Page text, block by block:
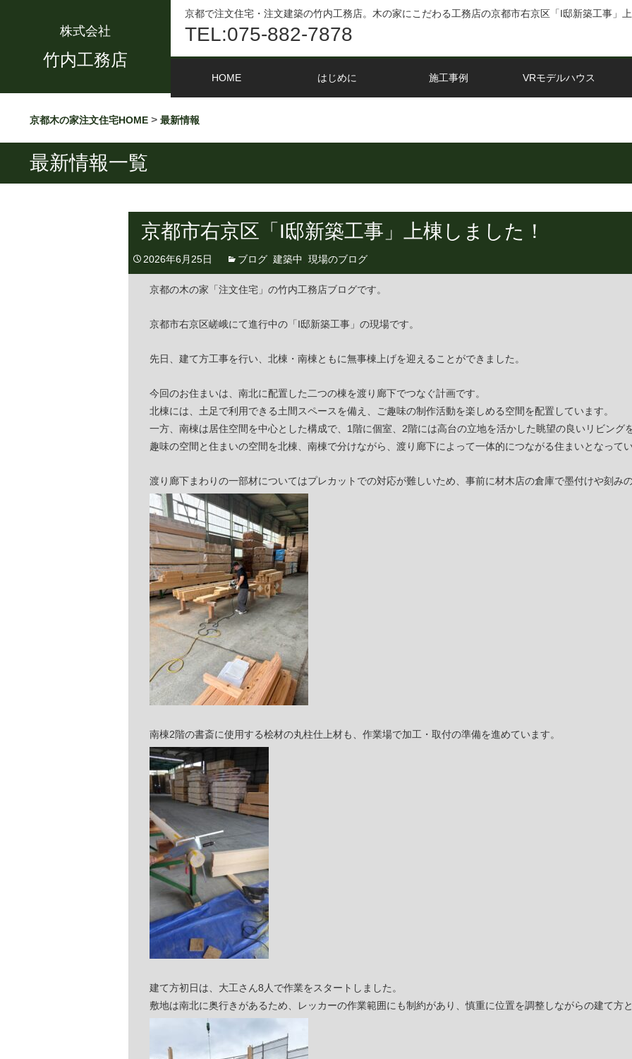
株式会社
竹内工務店
京都で注文住宅・注文建築の竹内工務店。木の家にこだわる工務店の京都市右京区「I邸新築工事」
TEL:075-882-7878
HOME はじめに 施工事例 VRモデルハウス
京都木の家注文住宅HOME > 最新情報
最新情報一覧
京都市右京区「I邸新築工事」上棟しました！
2026年6月25日 ブログ 建築中 現場のブログ
京都の木の家「注文住宅」の竹内工務店ブログです。
京都市右京区嵯峨にて進行中の「I邸新築工事」の現場です。
先日、建て方工事を行い、北棟・南棟ともに無事棟上げを迎えることができました。
今回のお住まいは、南北に配置した二つの棟を渡り廊下でつなぐ計画です。
北棟には、土足で利用できる土間スペースを備え、ご趣味の制作活動を楽しめる空間を配置しています。
一方、南棟は居住空間を中心とした構成で、1階に個室、2階には高台の立地を活かした眺望の良いリビング
趣味の空間と住まいの空間を北棟、南棟で分けながら、渡り廊下によって一体的につながる住まいとなって
渡り廊下まわりの一部材についてはプレカットでの対応が難しいため、事前に材木店の倉庫で墨付けや刻み
南棟2階の書斎に使用する桧材の丸柱仕上材も、作業場で加工・取付の準備を進めています。
建て方初日は、大工さん8人で作業をスタートしました。
敷地は南北に奥行きがあるため、レッカーの作業範囲にも制約があり、慎重に位置を調整しながらの建て方